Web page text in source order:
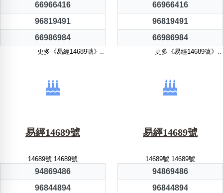
66966416
96819491
66986984
更多《易經14689號》..
66966416
96819491
66986984
更多《易經14689號》..
易經14689號
14689號 14689號
94869486
96844894
易經14689號
14689號 14689號
94869486
96844894